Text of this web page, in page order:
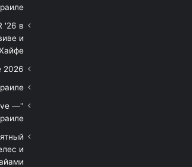
'26 в
и
2026
—
и